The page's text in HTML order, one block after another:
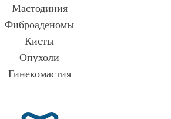
Мастодиния
Фиброаденомы
Кисты
Опухоли
Гинекомастия